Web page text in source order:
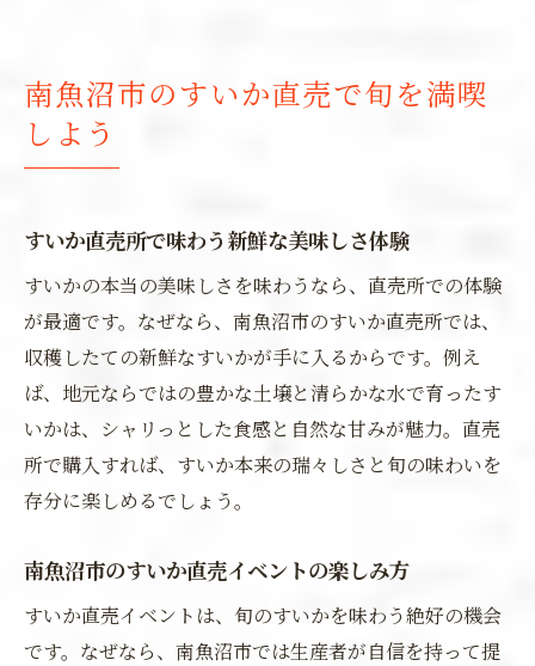
南魚沼市のすいか直売で旬を満喫
しよう
すいか直売所で味わう新鮮な美味しさ体験
すいかの本当の美味しさを味わうなら、直売所での体験
が最適です。なぜなら、南魚沼市のすいか直売所では、
収穫したての新鮮なすいかが手に入るからです。例え
ば、地元ならではの豊かな土壌と清らかな水で育ったす
いかは、シャリっとした食感と自然な甘みが魅力。直売
所で購入すれば、すいか本来の瑞々しさと旬の味わいを
存分に楽しめるでしょう。
南魚沼市のすいか直売イベントの楽しみ方
すいか直売イベントは、旬のすいかを味わう絶好の機会
です。なぜなら、南魚沼市では生産者が自信を持って提